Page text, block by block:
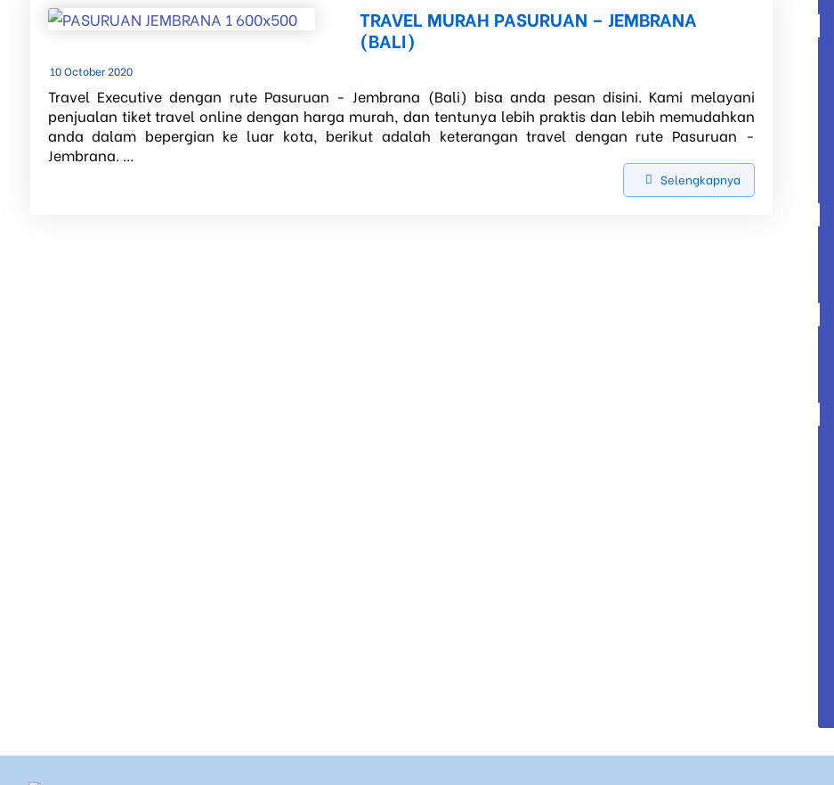
TRAVEL MURAH PASURUAN – JEMBRANA
(BALI)
10 October 2020
Travel Executive dengan rute Pasuruan - Jembrana (Bali) bisa anda pesan disini. Kami melayani
penjualan tiket travel online dengan harga murah, dan tentunya lebih praktis dan lebih memudahkan
anda dalam bepergian ke luar kota, berikut adalah keterangan travel dengan rute Pasuruan -
Jembrana. ...
Selengkapnya